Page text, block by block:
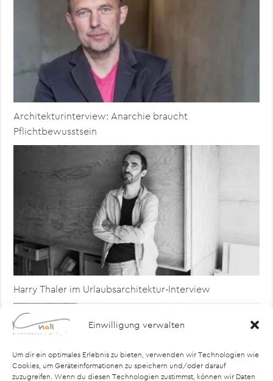
Einwilligung verwalten
Um dir ein optimales Erlebnis zu bieten, verwenden wir Technologien wie
Cookies, um Geräteinformationen zu speichern und/oder darauf
zuzugreifen. Wenn du diesen Technologien zustimmst, können wir Daten
Architekturinterview: Anarchie braucht
Pflichtbewusstsein
Harry Thaler im Urlaubsarchitektur-Interview